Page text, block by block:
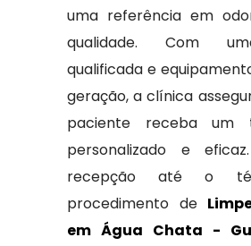
uma referência em
qualidade. Com
qualificada e
geração, a clínica
paciente receba um
personalizado e
recepção até o
procedimento de
em Água Chata -